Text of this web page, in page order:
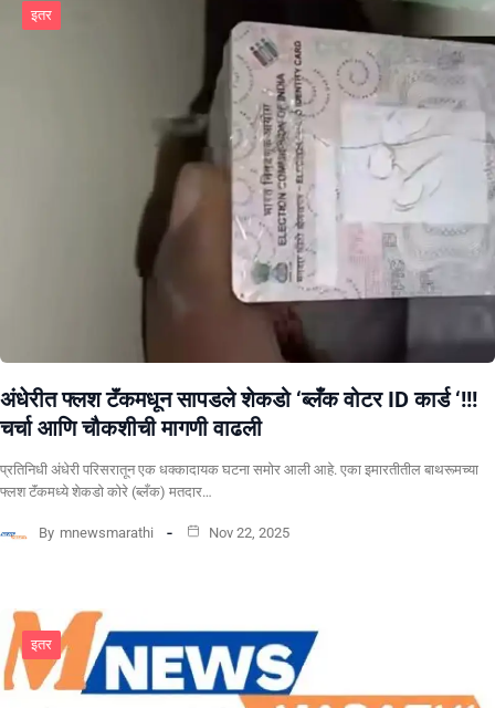
इतर
अंधेरीत फ्लश टॅंकमधून सापडले शेकडो ‘ब्लँक वोटर ID कार्ड ‘!!!
चर्चा आणि चौकशीची मागणी वाढली
प्रतिनिधी अंधेरी परिसरातून एक धक्कादायक घटना समोर आली आहे. एका इमारतीतील बाथरूमच्या
फ्लश टॅंकमध्ये शेकडो कोरे (ब्लँक) मतदार…
By mnewsmarathi Nov 22, 2025
इतर